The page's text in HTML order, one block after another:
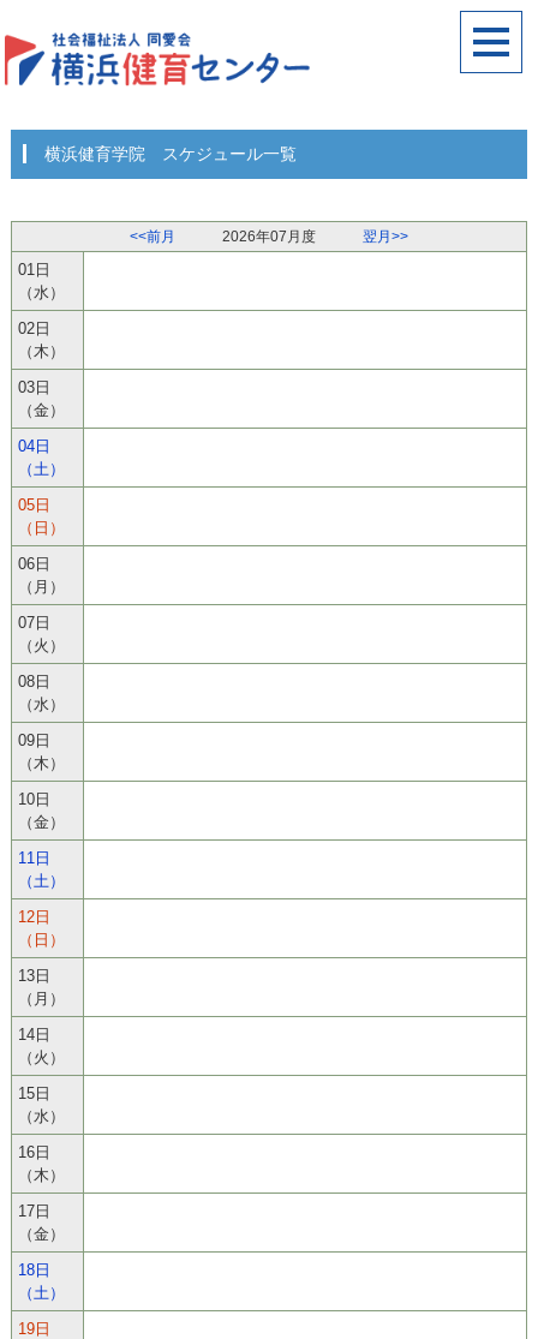
横浜健育学院 スケジュール一覧
<<前月 2026年07月度 翌月>>
01日
（水）
02日
（木）
03日
（金）
04日
（土）
05日
（日）
06日
（月）
07日
（火）
08日
（水）
09日
（木）
10日
（金）
11日
（土）
12日
（日）
13日
（月）
14日
（火）
15日
（水）
16日
（木）
17日
（金）
18日
（土）
19日